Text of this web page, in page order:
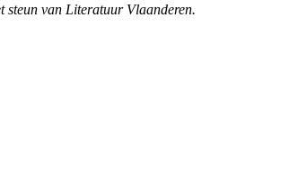
steun van Literatuur Vlaanderen.